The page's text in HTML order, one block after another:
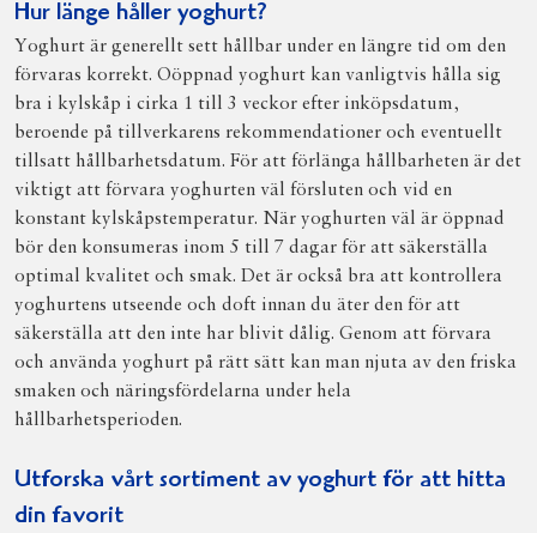
Hur länge håller yoghurt?
Yoghurt är generellt sett hållbar under en längre tid om den
förvaras korrekt. Oöppnad yoghurt kan vanligtvis hålla sig
bra i kylskåp i cirka 1 till 3 veckor efter inköpsdatum,
beroende på tillverkarens rekommendationer och eventuellt
tillsatt hållbarhetsdatum. För att förlänga hållbarheten är det
viktigt att förvara yoghurten väl försluten och vid en
konstant kylskåpstemperatur. När yoghurten väl är öppnad
bör den konsumeras inom 5 till 7 dagar för att säkerställa
optimal kvalitet och smak. Det är också bra att kontrollera
yoghurtens utseende och doft innan du äter den för att
säkerställa att den inte har blivit dålig. Genom att förvara
och använda yoghurt på rätt sätt kan man njuta av den friska
smaken och näringsfördelarna under hela
hållbarhetsperioden.
Utforska vårt sortiment av yoghurt för att hitta
din favorit